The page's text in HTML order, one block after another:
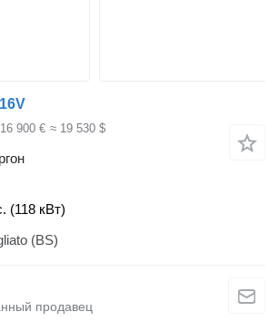
16 900 € ≈ 19 530 $
(118 кВт)
(BS)